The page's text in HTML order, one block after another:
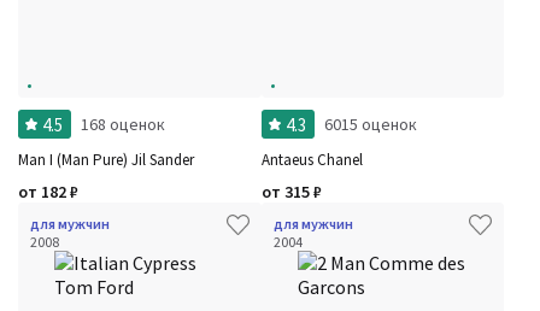
4.5 168 оценок
Man I (Man Pure) Jil Sander
от 182₽
4.3 6015 оценок
Antaeus Chanel
от 315₽
для мужчин
2008
для мужчин
2004